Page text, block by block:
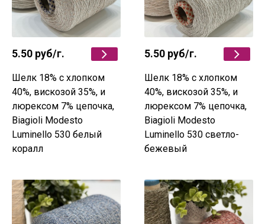
5.50 руб/г.
Шелк 18% с хлопком
40%, вискозой 35%, и
люрексом 7% цепочка,
Biagioli Мodesto
Luminello 530 белый
коралл
5.50 руб/г.
Шелк 18% с хлопком
40%, вискозой 35%, и
люрексом 7% цепочка,
Biagioli Мodesto
Luminello 530 светло-
бежевый